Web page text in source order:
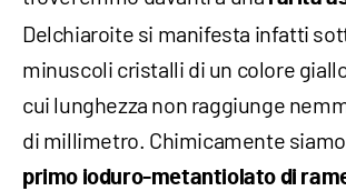
Delchiaroite si manifesta infatti
minuscoli cristalli di un colore
cui lunghezza non raggiunge
di millimetro. Chimicamente
primo ioduro-metantiolato di